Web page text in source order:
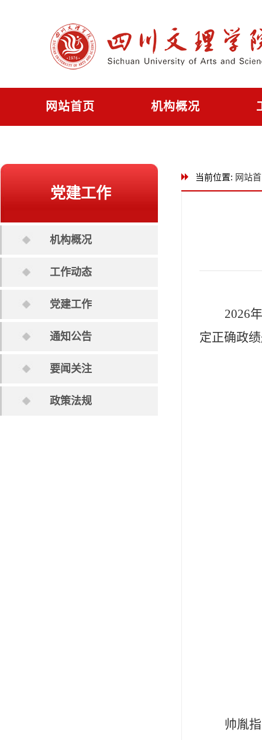
网站首页 机构概况
党建工作
机构概况
工作动态
党建工作
通知公告
要闻关注
政策法规
当前位置: 网站
2026
定正确政
帅胤